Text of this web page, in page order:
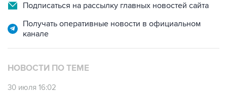
Подписаться на рассылку главных новостей сайта
Получать оперативные новости в официальном
канале
НОВОСТИ ПО ТЕМЕ
30 июля 16:02